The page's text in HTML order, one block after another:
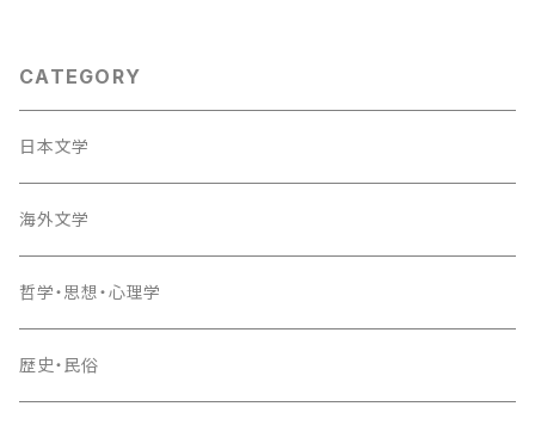
CATEGORY
日本文学
海外文学
哲学・思想・心理学
歴史・民俗